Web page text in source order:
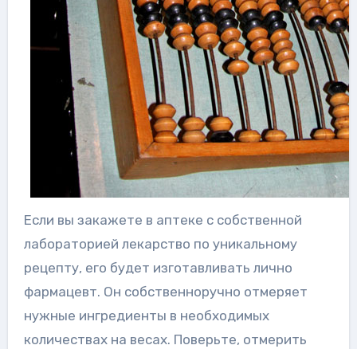
Если вы закажете в аптеке с собственной
лабораторией лекарство по уникальному
рецепту, его будет изготавливать лично
фармацевт. Он собственноручно отмеряет
нужные ингредиенты в необходимых
количествах на весах. Поверьте, отмерить